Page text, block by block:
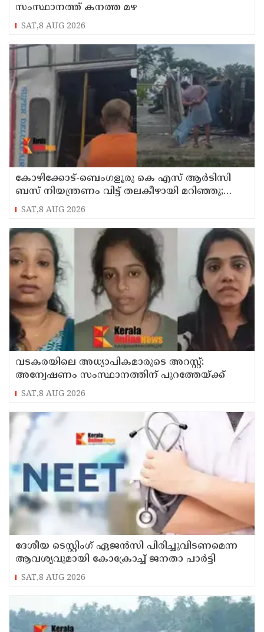
സംസ്ഥാനത്ത് കനത്ത മഴ
SAT,8 AUG 2026
കോഴിക്കോട്-ബെംഗളൂരു കെ എസ് ആര്‍ടിസി
ബസ് നിയന്ത്രണം വിട്ട് തലകീഴായി മറിഞ്ഞു;
ഡ്രൈവര്‍ക്കും കണ്ടക്ടര്‍ക്കും ദാരുണാന്ത്യം
SAT,8 AUG 2026
വടകരയിലെ അധ്യാപികമാരുടെ അറസ്റ്റ്:
അന്വേഷണം സംസ്ഥാനത്തിന് പുറത്തേയ്ക്ക്
SAT,8 AUG 2026
ദേശീയ ടെസ്റ്റിംഗ് ഏജന്‍സി പിരിച്ചുവിടണമെന്ന
ആവശ്യവുമായി കോക്രോച്ച് ജനതാ പാര്‍ട്ടി
SAT,8 AUG 2026